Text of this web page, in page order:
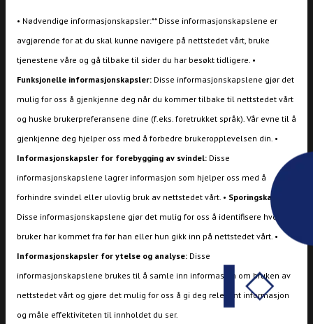
• Nødvendige informasjonskapsler:** Disse informasjonskapslene er
avgjørende for at du skal kunne navigere på nettstedet vårt, bruke
tjenestene våre og gå tilbake til sider du har besøkt tidligere. •
Funksjonelle informasjonskapsler: Disse informasjonskapslene gjør det
mulig for oss å gjenkjenne deg når du kommer tilbake til nettstedet vårt
og huske brukerpreferansene dine (f.eks. foretrukket språk). Vår evne til å
gjenkjenne deg hjelper oss med å forbedre brukeropplevelsen din. •
Informasjonskapsler for forebygging av svindel: Disse
informasjonskapslene lagrer informasjon som hjelper oss med å
forhindre svindel eller ulovlig bruk av nettstedet vårt. • Sporingskapsler:
Disse informasjonskapslene gjør det mulig for oss å identifisere hvor en
bruker har kommet fra før han eller hun gikk inn på nettstedet vårt. •
Informasjonskapsler for ytelse og analyse: Disse
informasjonskapslene brukes til å samle inn informasjon om bruken av
nettstedet vårt og gjøre det mulig for oss å gi deg relevant informasjon
og måle effektiviteten til innholdet du ser.